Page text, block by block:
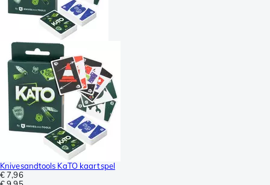
Knivesandtools KaTO kaartspel
€ 7,96